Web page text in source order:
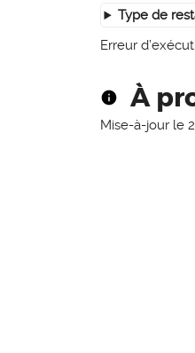
noté 4.6 /5
Type de
Erreur
À
Mise-à-jour le